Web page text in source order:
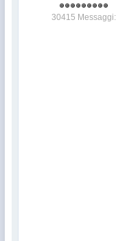
30415 Messaggi: